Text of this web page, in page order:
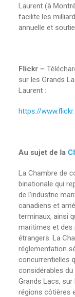
Laurent (à
facilite les
annuelle et
Flickr –
sur les Grands
Laurent :
https://
Au sujet de la
La Chambre de
binationale qui
de l’industrie
canadiens et
terminaux, ainsi
maritimes et des
étrangers. La
réglementation
concurrentielles
considérables
Grands Lacs,
régions côtières